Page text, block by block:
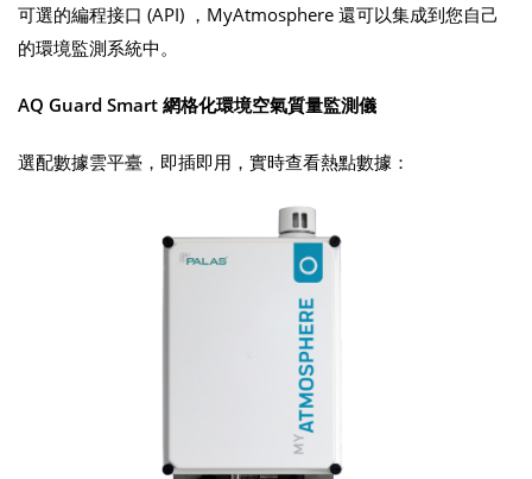
可選的編程接口 (API) ，MyAtmosphere 還可以集成到您自己
的環境監測系統中。
AQ Guard Smart 網格化環境空氣質量監測儀
選配數據雲平臺，即插即用，實時查看熱點數據：